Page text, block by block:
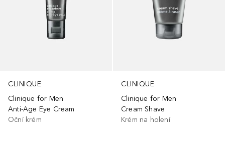
CLINIQUE
Clinique for Men
Anti-Age Eye Cream
Oční krém
CLINIQUE
Clinique for Men
Cream Shave
Krém na holení